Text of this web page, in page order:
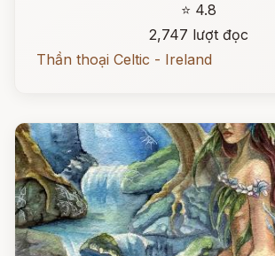
⭐ 4.8
2,747 lượt đọc
Thần thoại Celtic - Ireland